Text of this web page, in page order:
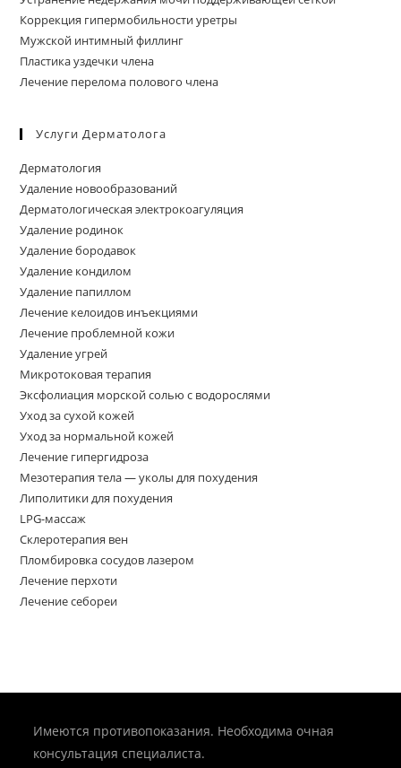
Коррекция гипермобильности уретры
Мужской интимный филлинг
Пластика уздечки члена
Лечение перелома полового члена
Услуги Дерматолога
Дерматология
Удаление новообразований
Дерматологическая электрокоагуляция
Удаление родинок
Удаление бородавок
Удаление кондилом
Удаление папиллом
Лечение келоидов инъекциями
Лечение проблемной кожи
Удаление угрей
Микротоковая терапия
Эксфолиация морской солью с водорослями
Уход за сухой кожей
Уход за нормальной кожей
Лечение гипергидроза
Мезотерапия тела — уколы для похудения
Липолитики для похудения
LPG-массаж
Склеротерапия вен
Пломбировка сосудов лазером
Лечение перхоти
Лечение себореи
Имеются противопоказания. Необходима очная
консультация специалиста.